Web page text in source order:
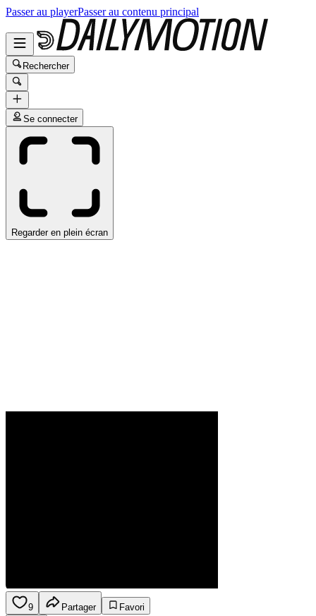
Passer au playerPasser au contenu principal
Rechercher
Se connecter
Regarder en plein écran
9 Partager
Favori